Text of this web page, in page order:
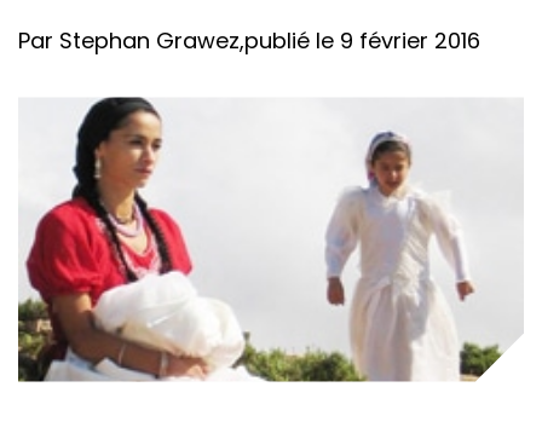
Par Stephan Grawez,publié le 9 février 2016